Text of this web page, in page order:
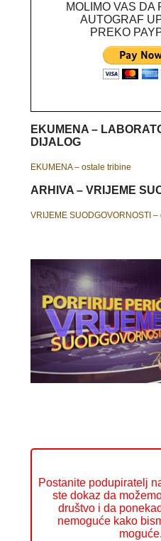
MOLIMO VAS DA
AUTOGRAF
PREKO
EKUMENA –
DIJALOG
EKUMENA – ostale tribine
ARHIVA – VRIJEME
VRIJEME SUODGOVORNOSTI
Postanite podupiratelj
ste dokaz da
društvo i da
nemoguće kako
moguće.